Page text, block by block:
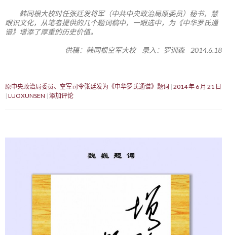
韩同根大校时任张廷发将军（中共中央政治局原委员）秘书，慧
眼识文化，从笔者提供的几个题词稿中，一眼选中，为《中华罗氏通
谱》增添了厚重的历史价值。
供稿：韩同根空军大校 录入：罗训森 2014.6.18
原中央政治局委员、空军司令张廷发为《中华罗氏通谱》题词 2014 年 6 月 21 日
LUOXUNSEN 添加评论